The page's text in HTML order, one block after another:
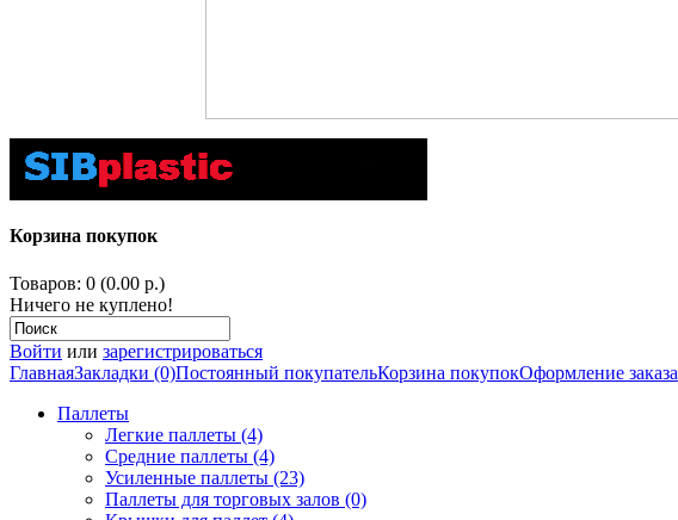
Корзина покупок
Товаров: 0 (0.00 р.)
Ничего не куплено!
Войти или зарегистрироваться
ГлавнаяЗакладки (0)Постоянный покупательКорзина покупокОформление заказа
Паллеты
Легкие паллеты (4)
Средние паллеты (4)
Усиленные паллеты (23)
Паллеты для торговых залов (0)